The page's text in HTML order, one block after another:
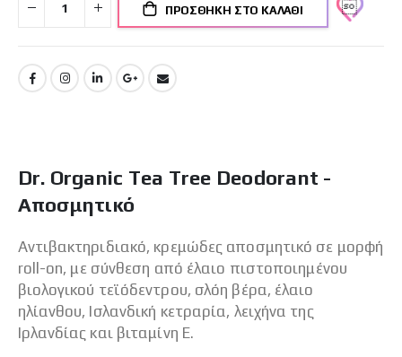
ΠΡΟΣΘΉΚΗ ΣΤΟ ΚΑΛΆΘΙ
Dr. Organic Tea Tree Deodorant -
Αποσμητικό
Αντιβακτηριδιακό, κρεμώδες αποσμητικό σε μορφή
roll-on, με σύνθεση από έλαιο πιστοποιημένου
βιολογικού τεϊόδεντρου, σλόη βέρα, έλαιο
ηλίανθου, Ισλανδική κετραρία, λειχήνα της
Ιρλανδίας και βιταμίνη E.